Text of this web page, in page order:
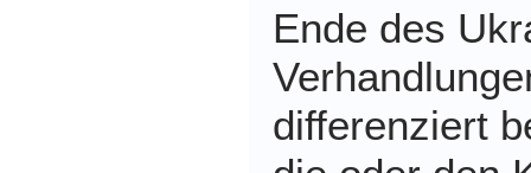
Ende des
differenziert